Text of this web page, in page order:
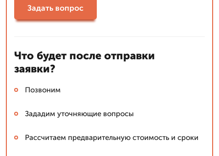
Задать вопрос
Что будет после отправки
заявки?
Позвоним
Зададим уточняющие вопросы
Рассчитаем предварительную стоимость и сроки